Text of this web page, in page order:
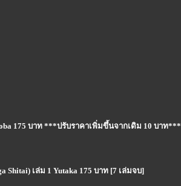
175 บาท ***ปรับราคาเพิ่มขึ้นจากเดิม 10 บาท***
เล่ม 1 Yutaka 175 บาท [7 เล่มจบ]